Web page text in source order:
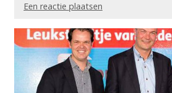
Een reactie plaatsen